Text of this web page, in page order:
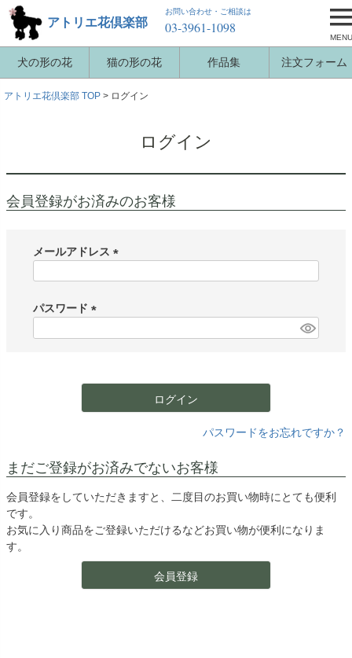
犬の形の花 猫の形の花 作品集 注文フォーム
アトリエ花倶楽部
お問い合わせ・ご相談は
03-3961-1098
MENU
アトリエ花倶楽部 TOP ログイン
ログイン
会員登録がお済みのお客様
メールアドレス
)
パスワード
ログイン
パスワードをお忘れですか？
まだご登録がお済みでないお客様
会員登録をしていただきますと、二度目のお買い物時にとても便利
です。
お気に入り商品をご登録いただけるなどお買い物が便利になりま
す。
会員登録